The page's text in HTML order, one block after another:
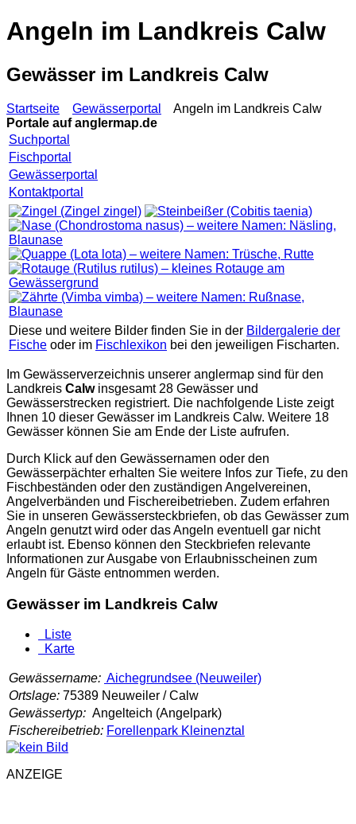
Angeln im Landkreis Calw
Gewässer im Landkreis Calw
Startseite Gewässerportal
Angeln im Landkreis Calw
Portale aufanglermap.de
Suchportal
Fischportal
Gewässerportal
Kontaktportal
Diese und weitere Bilder finden Sie in der Bildergalerie der
Fische oder im Fischlexikon bei den jeweiligen Fischarten.
Im Gewässerverzeichnis unserer anglermap sind für den
Landkreis Calwinsgesamt 28 Gewässer und
Gewässerstrecken registriert. Die nachfolgende Liste zeigt
Ihnen 10 dieser Gewässer im Landkreis Calw. Weitere 18
Gewässer können Sie am Ende der Liste aufrufen.
Durch Klick auf den Gewässernamen oder den
Gewässerpächter erhalten Sie weitere Infos zur Tiefe, zu den
Fischbeständen oder den zuständigen Angelvereinen,
Angelverbänden und Fischereibetrieben. Zudem erfahren
Sie in unseren Gewässersteckbriefen, ob das Gewässer zum
Angeln genutzt wird oder das Angeln eventuell gar nicht
erlaubt ist. Ebenso können den Steckbriefen relevante
Informationen zur Ausgabe von Erlaubnisscheinen zum
Angeln für Gäste entnommen werden.
Gewässer im Landkreis Calw
Liste
Karte
Gewässername: Aichegrundsee (Neuweiler)
Ortslage: 75389 Neuweiler / Calw
Gewässertyp: Angelteich (Angelpark)
Fischereibetrieb: Forellenpark Kleinenztal
ANZEIGE